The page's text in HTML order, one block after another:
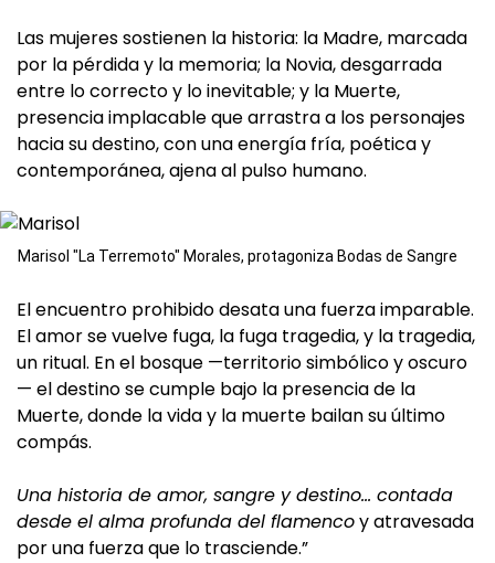
Las mujeres sostienen la historia: la Madre, marcada
por la pérdida y la memoria; la Novia, desgarrada
entre lo correcto y lo inevitable; y la Muerte,
presencia implacable que arrastra a los personajes
hacia su destino, con una energía fría, poética y
contemporánea, ajena al pulso humano.
Marisol "La Terremoto" Morales, protagoniza Bodas de Sangre
El encuentro prohibido desata una fuerza imparable.
El amor se vuelve fuga, la fuga tragedia, y la tragedia,
un ritual. En el bosque —territorio simbólico y oscuro
— el destino se cumple bajo la presencia de la
Muerte, donde la vida y la muerte bailan su último
compás.
Una historia de amor, sangre y destino… contada
desde el alma profunda del flamencoy atravesada
por una fuerza que lo trasciende.”